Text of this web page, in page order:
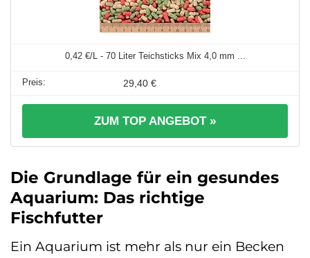
0,42 €/L - 70 Liter Teichsticks Mix 4,0 mm ...
29,40 €
ZUM TOP ANGEBOT »
Die Grundlage für ein gesundes
Aquarium: Das richtige
Fischfutter
Ein Aquarium ist mehr als nur ein Becken